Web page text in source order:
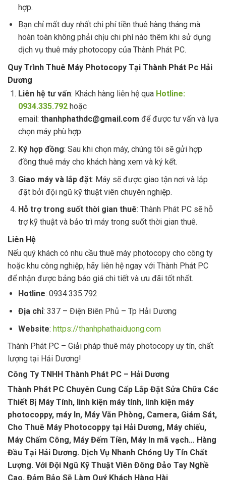
hợp.
Bạn chỉ mất duy nhất chi phí tiền thuê hàng tháng mà
hoàn toàn không phải chịu chi phí nào thêm khi sử dụng
dịch vụ thuê máy photocopy của Thành Phát PC.
Quy Trình Thuê Máy Photocopy Tại Thành Phát Pc Hải
Dương
Liên hệ tư vấn: Khách hàng liên hệ qua Hotline:
0934.335.792hoặc
email: thanhphathdc@gmail.com để được tư vấn và lựa
chọn máy phù hợp.
Ký hợp đồng: Sau khi chọn máy, chúng tôi sẽ gửi hợp
đồng thuê máy cho khách hàng xem và ký kết.
Giao máy và lắp đặt: Máy sẽ được giao tận nơi và lắp
đặt bởi đội ngũ kỹ thuật viên chuyên nghiệp.
Hỗ trợ trong suốt thời gian thuê: Thành Phát PC sẽ hỗ
trợ kỹ thuật và bảo trì máy trong suốt thời gian thuê.
Liên Hệ
Nếu quý khách có nhu cầu thuê máy photocopy cho công ty
hoặc khu công nghiệp, hãy liên hệ ngay với Thành Phát PC
để nhận được bảng báo giá chi tiết và ưu đãi tốt nhất.
Hotline: 0934.335.792
Địa chỉ: 337 – Điện Biên Phủ – Tp Hải Dương
Website: https://thanhphathaiduong.com
Thành Phát PC – Giải pháp thuê máy photocopy uy tín, chất
lượng tại Hải Dương!
Công Ty TNHH Thành Phát PC – Hải Dương
Thành Phát PC Chuyên Cung Cấp Lắp Đặt Sửa Chữa Các
Thiết Bị Máy Tính, linh kiện máy tính, linh kiện máy
photocoppy, máy In, Máy Văn Phòng, Camera, Giám Sát,
Cho Thuê Máy Photocoppy tại Hải Dương, Máy chiếu,
Máy Chấm Công, Máy Đếm Tiền, Máy In mã vạch… Hàng
Đầu Tại Hải Dương. Dịch Vụ Nhanh Chóng Uy Tín Chất
Lượng. Với Đội Ngũ Kỹ Thuật Viên Đông Đảo Tay Nghề
Cao. Đảm Bảo Sẽ Làm Quý Khách Hàng Hài